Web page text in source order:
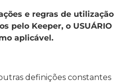
e regras de utilização
pelo Keeper, o USUÁRIO
aplicável.
definições constantes